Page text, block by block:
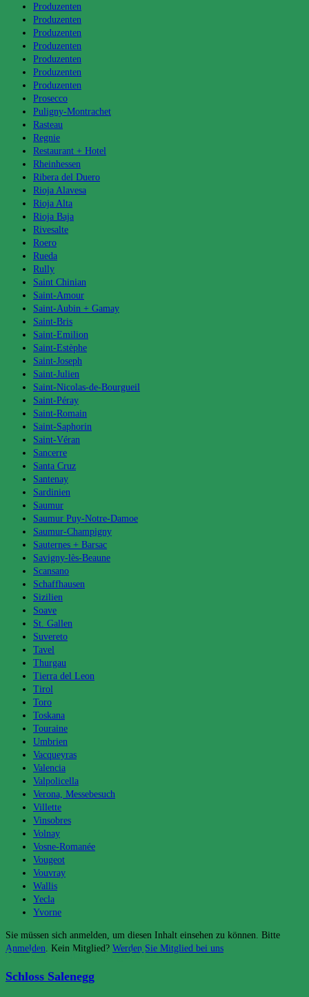
Produzenten
Produzenten
Produzenten
Produzenten
Produzenten
Produzenten
Produzenten
Prosecco
Puligny-Montrachet
Rasteau
Regnie
Restaurant + Hotel
Rheinhessen
Ribera del Duero
Rioja Alavesa
Rioja Alta
Rioja Baja
Rivesalte
Roero
Rueda
Rully
Saint Chinian
Saint-Amour
Saint-Aubin + Gamay
Saint-Bris
Saint-Emilion
Saint-Estèphe
Saint-Joseph
Saint-Julien
Saint-Nicolas-de-Bourgueil
Saint-Péray
Saint-Romain
Saint-Saphorin
Saint-Véran
Sancerre
Santa Cruz
Santenay
Sardinien
Saumur
Saumur Puy-Notre-Damoe
Saumur-Champigny
Sauternes + Barsac
Savigny-lès-Beaune
Scansano
Schaffhausen
Sizilien
Soave
St. Gallen
Suvereto
Tavel
Thurgau
Tierra del Leon
Tirol
Toro
Toskana
Touraine
Umbrien
Vacqueyras
Valencia
Valpolicella
Verona, Messebesuch
Villette
Vinsobres
Volnay
Vosne-Romanée
Vougeot
Vouvray
Wallis
Yecla
Yvorne
Sie müssen sich anmelden, um diesen Inhalt einsehen zu können. Bitte
Anmelden. Kein Mitglied? Werden Sie Mitglied bei uns
Das könnte dir auch gefallen
Schloss Salenegg